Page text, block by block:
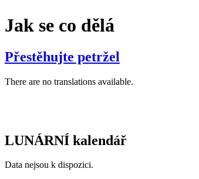
Jak se co dělá
Přestěhujte petržel
There are no translations available.
LUNÁRNÍ kalendář
Data nejsou k dispozici.